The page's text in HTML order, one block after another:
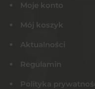
Moje konto
Mój koszyk
Aktualności
Regulamin
Polityka